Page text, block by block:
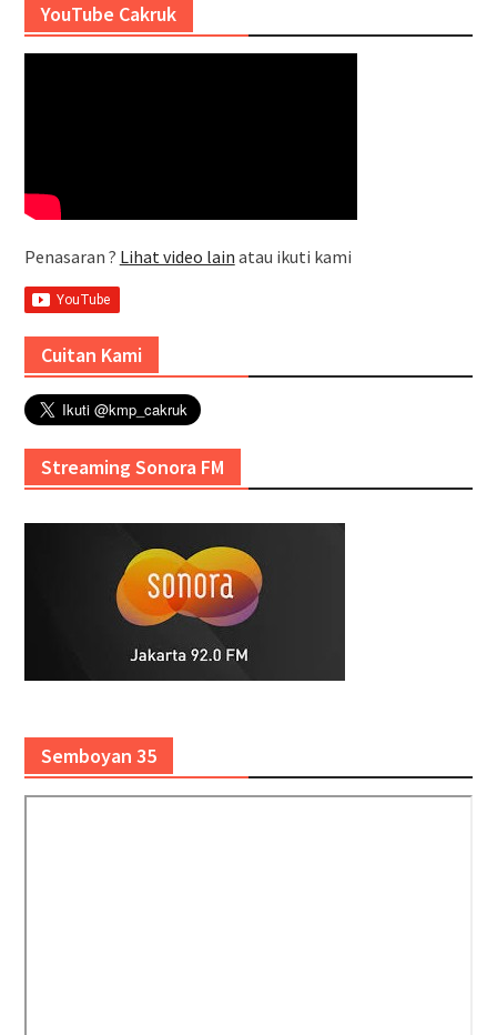
YouTube Cakruk
Penasaran ? Lihat video lain atau ikuti kami
Cuitan Kami
Streaming Sonora FM
Semboyan 35